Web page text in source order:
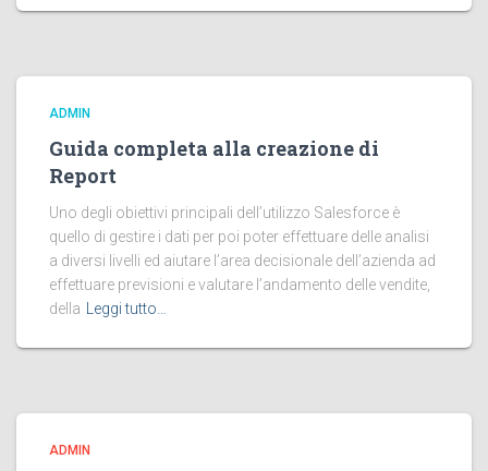
ADMIN
Guida completa alla creazione di
Report
Uno degli obiettivi principali dell’utilizzo Salesforce è
quello di gestire i dati per poi poter effettuare delle analisi
a diversi livelli ed aiutare l’area decisionale dell’azienda ad
effettuare previsioni e valutare l’andamento delle vendite,
della
Leggi tutto…
ADMIN